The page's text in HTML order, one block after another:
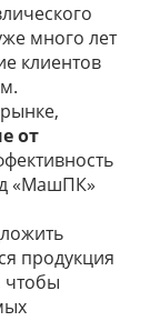
много лет
клиентов
от
«МашПК»
продукция
чтобы